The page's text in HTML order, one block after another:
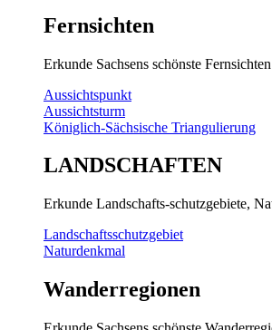
Fernsichten
Erkunde Sachsens schönste
Aussichtspunkt
Aussichtsturm
Königlich-Sächsische Triangulierung
LANDSCHAFTEN
Erkunde Landschafts-schutzgebiete,
Landschaftsschutzgebiet
Naturdenkmal
Wanderregionen